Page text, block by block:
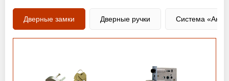
Дверные замки Дверные ручки Система